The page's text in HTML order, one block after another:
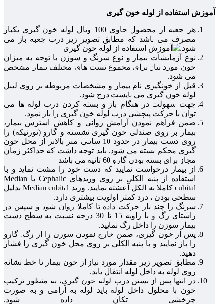
آموزش استفاده از لوله خون گیری
هر جعبه از محصول حاوی 100 ویال لوله خون گیری یکبار
مصرف می باشد که مطابق تصویر زیر درب جعبه باز می
شود.
نوع آزمایشات بیمار و نوع سرنگ و سوزن با توجه به میزان
خون مورد نیاز برای مجموع تست های مختلف بیمار مشخص
می شود.
قبل از خونگیری نام بیمار و مشخصات مربوطه بر روی لیبل
لوله خون گیری می بایست درج شود.
جهت سهولت در هنگام باز و بسته کردن درب لوله ها می
توان با حرکت پیچشی درب لوله خون گیری را باز نمود.
ضمن فراهم نمودن آرامش روانی و کاهش استرس بیمار،
بیمار بر روی صندلی خون گیری نشسته و گارو (تورنیکه) را
روی دست بیمار در حدود 10 سانتی متر بالاتر از محل خون
گیری محکم بسته می شود. باید توجه داشت که حداکثر زمان
مجاز برای بسته بودن گارو 60 ثانیه می باشد
از بیمار درخواست نمایید که دست خود را مشت نماید و با
استفاده از پنبه الکلی بر روی وریدهای Cephalic یا Median
cubital کاملا به الکل آعشته نمایید. ورید Median cubital بدلیل
سطحی بودن ، درد کمتر اولویت بیشتری دارد.
سرنگ را چند بار حرکت داده تا کاملا روان شود و سپس در
راستای رگ و با زاویه 15 تا 30 درجه نسبت به سطح دست
بیمار سوزن را داخل رگ نمایید.
پس از خون گیری، ضمن خارج نمودن سوزن را از رگ، گارو
را باز نمایید و با پنبه الکلی بر روی محل خون گیری را فشار
دهید.
مطابق تصویر زیر مقدار مورد نیاز از خون بیمار تا خط نشانه
روی لوله به داخل لوله انتقال یابد.
در انتها پس از بستن درب لوله خون گیری، به منظور ترکیب
خون با محلول داخل لوله باید لوله به آرامی و به صورت
چرخشی تکان داده شود.